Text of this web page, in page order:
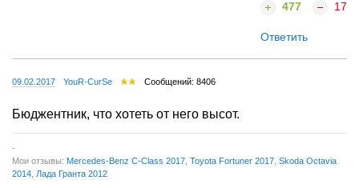
477 17
Ответить
09.02.2017 YouR-CurSe Сообщений: 8406
Бюджентник, что хотеть от него высот.
-
Мои отзывы: Mercedes-Benz C-Class 2017 Toyota Fortuner 2017 Skoda Octavia
2014 Лада Гранта 2012